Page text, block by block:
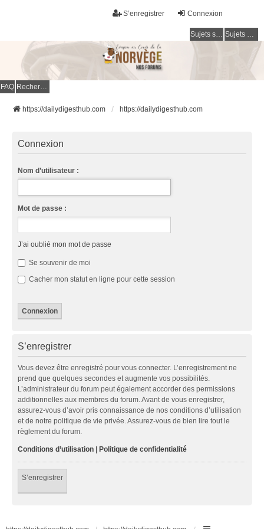
Connexion
S’enregistrer
Sujets sans réponse Sujets actifs
FAQ Rechercher
https://dailydigesthub.com https://dailydigesthub.com
Connexion
Nom d’utilisateur :
Mot de passe :
J’ai oublié mon mot de passe
Se souvenir de moi
Cacher mon statut en ligne pour cette session
S’enregistrer
Vous devez être enregistré pour vous connecter. L’enregistrement ne
prend que quelques secondes et augmente vos possibilités.
L’administrateur du forum peut également accorder des permissions
additionnelles aux membres du forum. Avant de vous enregistrer,
assurez-vous d’avoir pris connaissance de nos conditions d’utilisation
et de notre politique de vie privée. Assurez-vous de bien lire tout le
règlement du forum.
Conditions d’utilisation Politique de confidentialité
S’enregistrer